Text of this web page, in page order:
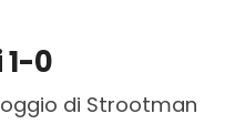
0
di Strootman